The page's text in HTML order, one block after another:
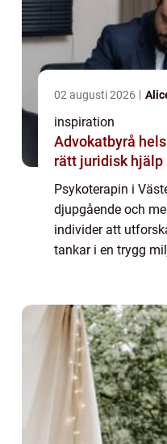
02 augusti 2026
inspiration
Advokatbyrå
rätt juridisk hjälp
Psykoterapin i
djupgående och
individer att
tankar i en trygg
relationsproblem....